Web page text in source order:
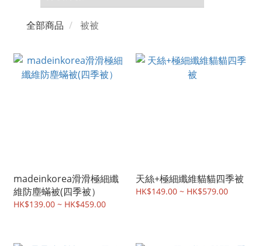
全部商品 被被
madeinkorea滑滑極細纖
維防塵蟎被(四季被）
HK$139.00 ~ HK$459.00
天絲+極細纖維貓貓四季被
HK$149.00 ~ HK$579.00